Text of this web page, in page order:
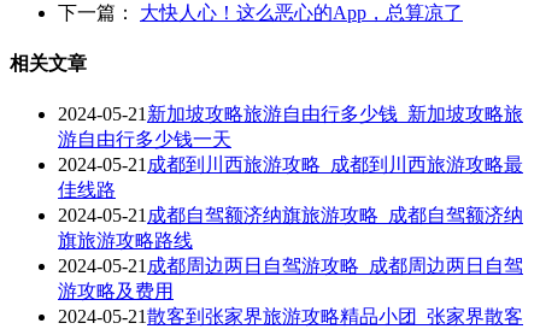
下一篇： 大快人心！这么恶心的App，总算凉了
相关文章
2024-05-21 新加坡攻略旅游自由行多少钱_新加坡攻略旅
游自由行多少钱一天
2024-05-21 成都到川西旅游攻略_成都到川西旅游攻略最
佳线路
2024-05-21 成都自驾额济纳旗旅游攻略_成都自驾额济纳
旗旅游攻略路线
2024-05-21 成都周边两日自驾游攻略_成都周边两日自驾
游攻略及费用
2024-05-21散客到张家界旅游攻略精品小团_张家界散客